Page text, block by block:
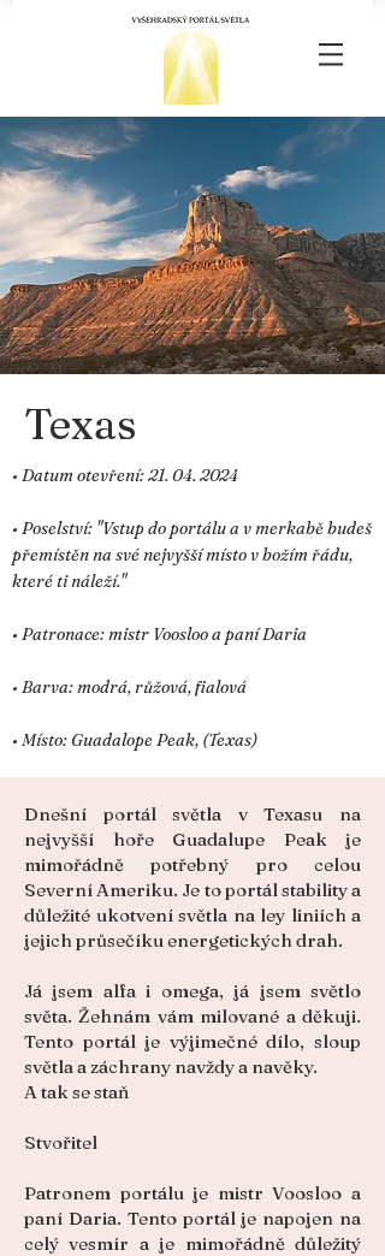
Texas
• Datum otevření:21. 04. 2024
• Poselství: "Vstup do portálu a v merkabě budeš
přemístěn na své nejvyšší místo v božím řádu,
které ti náleží."
• Patronace: mistr Voosloo a paní Daria
• Barva: modrá, růžová, fialová
• Místo: Guadalope Peak, (Texas)
Dnešní portál světla v Texasu na
nejvyšší hoře Guadalupe Peak je
mimořádně potřebný pro celou
Severní Ameriku. Je to portál stability a
důležité ukotvení světla na ley liniích a
jejich průsečíku energetických drah.
Já jsem alfa i omega, já jsem světlo
světa. Žehnám vám milované a děkuji.
Tento portál je výjimečné dílo, sloup
světla a záchrany navždy a navěky.
A tak se staň
Stvořitel
Patronem portálu je mistr Voosloo a
paní Daria. Tento portál je napojen na
celý vesmír a je mimořádně důležitý